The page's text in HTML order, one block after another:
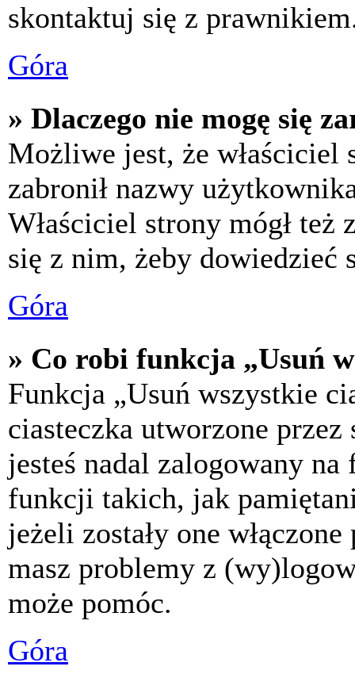
skontaktuj się z
Góra
» Dlaczego nie mogę się
Możliwe jest, że właściciel
zabronił nazwy
Właściciel strony mógł
się z nim, żeby dowiedzieć
Góra
» Co robi funkcja „Usuń
Funkcja „Usuń wszystkie
ciasteczka utworzone
jesteś nadal zalogowany
funkcji takich, jak
jeżeli zostały one
masz problemy z
może pomóc.
Góra